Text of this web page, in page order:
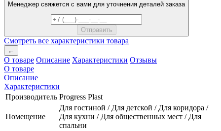
Менеджер свяжется с вами для уточнения деталей заказа
Смотреть все характеристики товара
←
О товаре Описание Характеристики Отзывы
О товаре
Описание
Характеристики
Производитель Progress Plast
Помещение
Для гостиной / Для детской / Для коридора /
Для кухни / Для общественных мест / Для
спальни